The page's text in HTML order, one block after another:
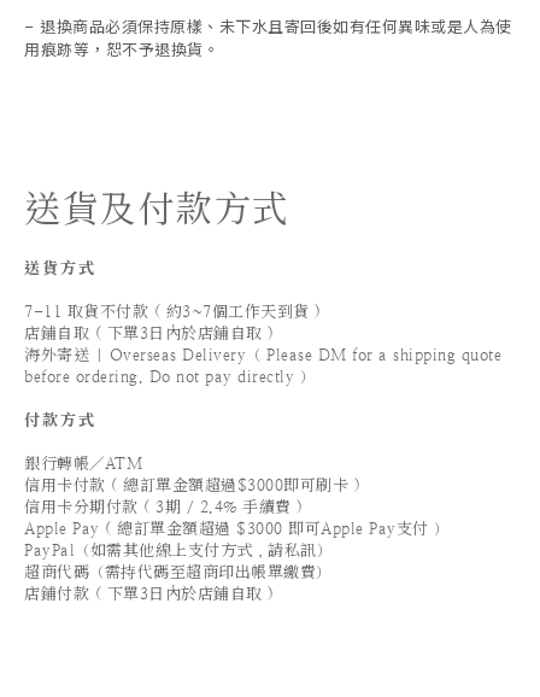
- 退換商品必須保持原樣、未下水且寄回後如有任何異味或是人為使
用痕跡等 ， 恕不予退換貨。
送貨及付款方式
送貨方式
7-11 取貨不付款 ( 約3~7個工作天到貨 )
店鋪自取 ( 下單3日內於店鋪自取 )
海外寄送 | Overseas Delivery（ Please DM for a shipping quote
before ordering. Do not pay directly ）
付款方式
銀行轉帳／ATM
信用卡付款 ( 總訂單金額超過$3000即可刷卡 )
信用卡分期付款 ( 3期 / 2.4% 手續費 )
Apple Pay ( 總訂單金額超過 $3000 即可Apple Pay支付 ）
PayPal（如需其他線上支付方式，請私訊）
超商代碼（需持代碼至超商印出帳單繳費）
店鋪付款 ( 下單3日內於店鋪自取 )